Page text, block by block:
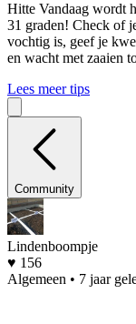
Hitte Vandaag wordt
31 graden! Check of
vochtig is, geef je
en wacht met zaaien
Lees meer tips
Community
Lindenboompje
♥ 156
Algemeen • 7 jaar